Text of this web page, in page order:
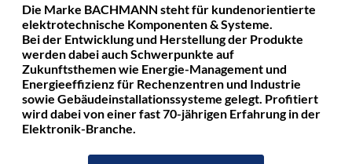
Die Marke BACHMANN steht für kundenorientierte
elektrotechnische Komponenten & Systeme.
Bei der Entwicklung und Herstellung der Produkte
werden dabei auch Schwerpunkte auf
Zukunftsthemen wie Energie-Management und
Energieeffizienz für Rechenzentren und Industrie
sowie Gebäudeinstallationssysteme gelegt. Profitiert
wird dabei von einer fast 70-jährigen Erfahrung in der
Elektronik-Branche.